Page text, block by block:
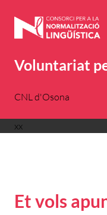
Voluntariat
CNL d'Osona
xx
Et vols